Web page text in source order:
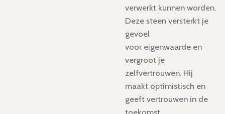
verwerkt kunnen worden.
Deze steen versterkt je
gevoel
voor eigenwaarde en
vergroot je
zelfvertrouwen. Hij
maakt optimistisch en
geeft vertrouwen in de
toekomst.